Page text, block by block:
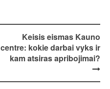
Keisis eismas Kauno
centre: kokie darbai vyks ir
kam atsiras apribojimai?